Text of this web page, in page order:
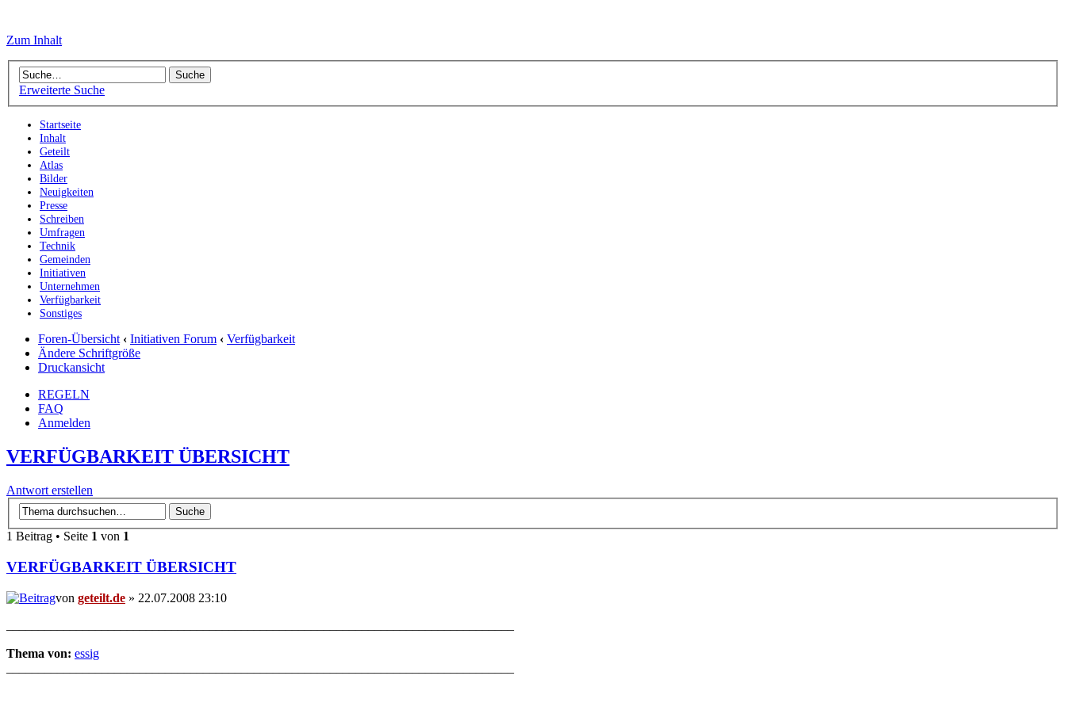
Zum Inhalt
Erweiterte Suche
Startseite
Inhalt
Geteilt
Atlas
Bilder
Neuigkeiten
Presse
Schreiben
Umfragen
Technik
Gemeinden
Initiativen
Unternehmen
Verfügbarkeit
Sonstiges
Foren-Übersicht ‹ Initiativen Forum ‹ Verfügbarkeit
Ändere Schriftgröße
Druckansicht
REGELN
FAQ
Anmelden
VERFÜGBARKEIT ÜBERSICHT
Antwort erstellen
1 Beitrag • Seite 1 von 1
VERFÜGBARKEIT ÜBERSICHT
von geteilt.de » 22.07.2008 23:10
Thema von: essig